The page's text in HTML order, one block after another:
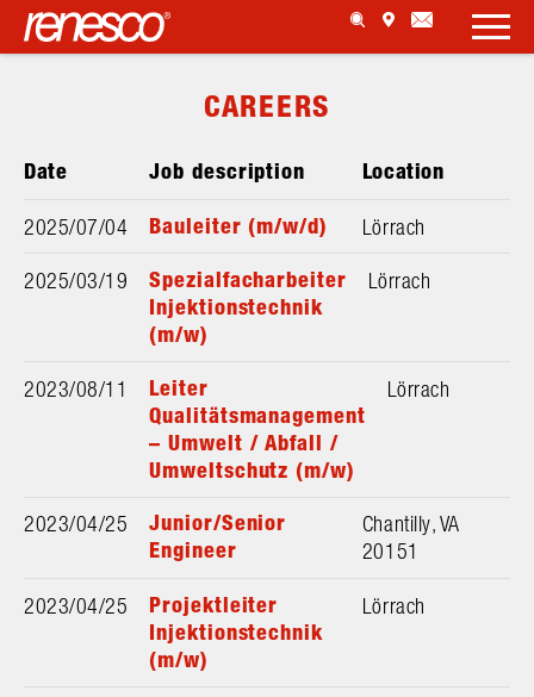
CAREERS
2025/07/04 Bauleiter (m/w/d) Lörrach
2025/03/19
Spezialfacharbeiter
Injektionstechnik
(m/w)
Lörrach
2023/08/11
Leiter
Qualitätsmanagement
– Umwelt / Abfall /
Umweltschutz (m/w)
Lörrach
2023/04/25
Junior/Senior
Engineer
Chantilly, VA
20151
2023/04/25
Projektleiter
Injektionstechnik
(m/w)
Lörrach